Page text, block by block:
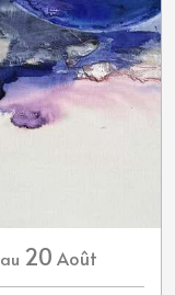
au 20 Août